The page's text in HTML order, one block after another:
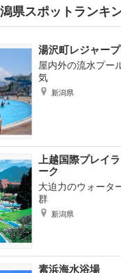
県スポットランキ
湯沢町レジャー
屋内外の流水プー
気
新潟県
上越国際プレイ
ーク
大迫力のウォータ
群
新潟県
素浜海水浴場